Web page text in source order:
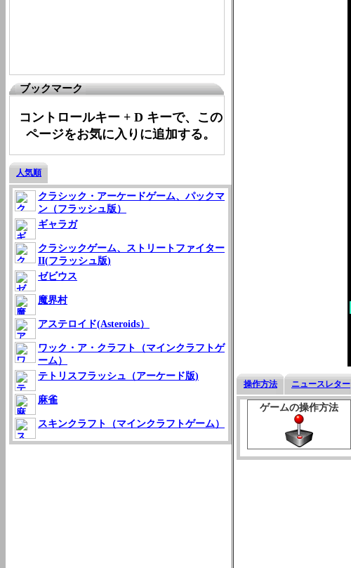
ブックマーク
コントロールキー + D キーで、この
ページをお気に入りに追加する。
人気順
クラシック・アーケードゲーム、パックマ
ン（フラッシュ版）
ギャラガ
クラシックゲーム、ストリートファイター
II(フラッシュ版)
ゼビウス
魔界村
アステロイド(Asteroids）
ワック・ア・クラフト（マインクラフトゲ
ーム）
テトリスフラッシュ（アーケード版)
麻雀
スキンクラフト（マインクラフトゲーム）
操作方法 ニュースレター
ゲームの操作方法